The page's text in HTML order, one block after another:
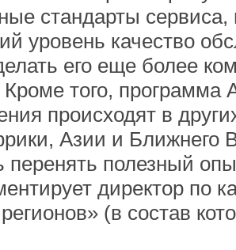
стандарты
уровень качество
его еще более
того, программа
происходят в
Азии и Ближнего
перенять полезный
директор по
(в состав